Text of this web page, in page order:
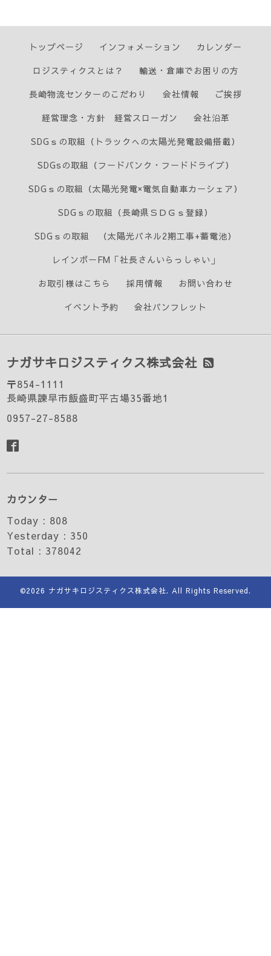
トップページ インフォメーション
カレンダー
ロジスティクスとは？
輸送・倉庫でお困りの方
長崎物流センターのこだわり
会社情報
ご挨拶
経営理念・方針 経営スローガン
会社沿革
SDGｓの取組（トラックへの太陽光発電設備搭載）
SDGsの取組（フードバンク・フードドライブ）
SDGｓの取組（太陽光発電×電気自動車カーシェア）
SDGｓの取組（長崎県ＳＤＧｓ登録）
SDGｓの取組 （太陽光パネル2期工事+蓄電池）
レインボーFM「社長さんいらっしゃい」
お取引様はこちら
採用情報
お問い合わせ
イベント予約
会社パンフレット
ナガサキロジスティクス株式会社
〒854-1111
長崎県諫早市飯盛町平古場35番地1
0957-27-8588
カウンター
Today : 808
Yesterday : 350
Total : 378042
©2026 ナガサキロジスティクス株式会社. All Rights Reserved.